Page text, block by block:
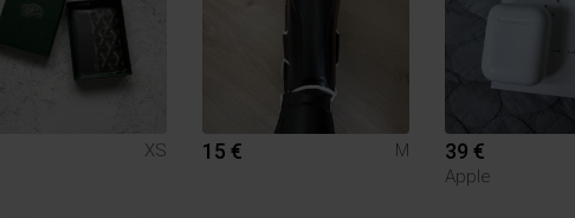
XS
15 € M 39 €
Apple